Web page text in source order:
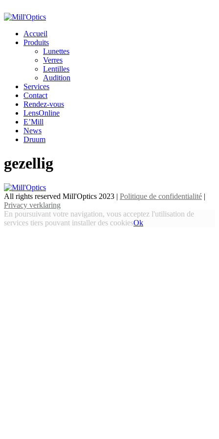
Accueil
Produits
Lunettes
Verres
Lentilles
Audition
Services
Contact
Rendez-vous
LensOnline
E’Mill
News
Druum
gezellig
All rights reserved Mill'Optics 2023 | Politique de confidentialité |
Privacy verklaring
En poursuivant votre navigation, vous acceptez l'utilisation de
services tiers pouvant installer des cookiesOk